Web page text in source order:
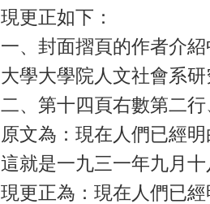
現更正如下：
一、封面摺頁的作者介
大學大學院人文社會系
二、第十四頁右數第二
原文為：現在人們已經
這就是一九三一年九月
現更正為：現在人們已